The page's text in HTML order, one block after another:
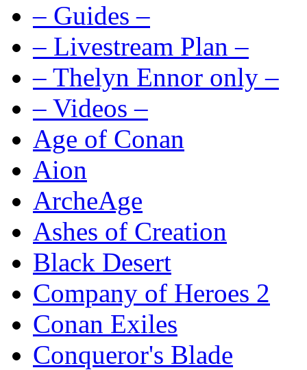
– Guides –
– Livestream Plan –
– Thelyn Ennor only –
– Videos –
Age of Conan
Aion
ArcheAge
Ashes of Creation
Black Desert
Company of Heroes 2
Conan Exiles
Conqueror's Blade